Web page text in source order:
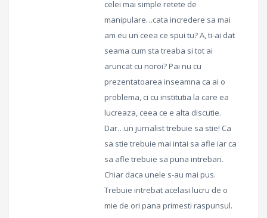
celei mai simple retete de
manipulare…cata incredere sa mai
am eu un ceea ce spui tu? A, ti-ai dat
seama cum sta treaba si tot ai
aruncat cu noroi? Pai nu cu
prezentatoarea inseamna ca ai o
problema, ci cu institutia la care ea
lucreaza, ceea ce e alta discutie.
Dar…un jurnalist trebuie sa stie! Ca
sa stie trebuie mai intai sa afle iar ca
sa afle trebuie sa puna intrebari.
Chiar daca unele s-au mai pus.
Trebuie intrebat acelasi lucru de o
mie de ori pana primesti raspunsul.